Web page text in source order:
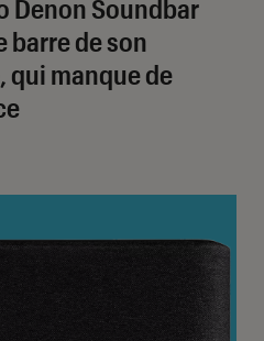
Denon Soundbar
barre de son
qui manque de